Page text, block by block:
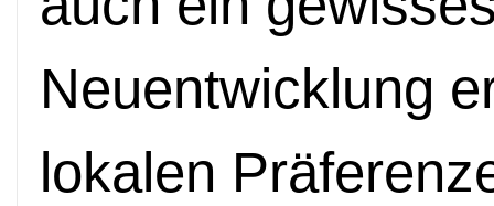
Neuentwicklung
lokalen